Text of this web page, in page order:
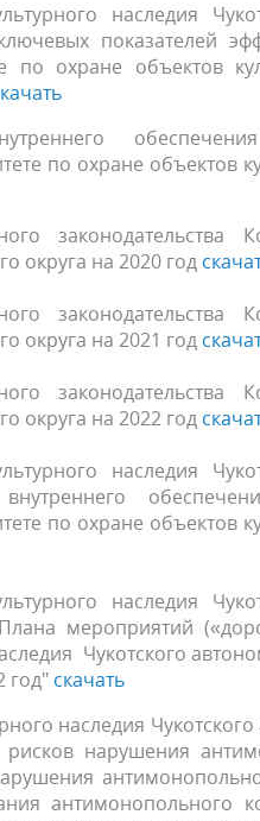
наследия
показателей
охране объектов
обеспечения
по охране объектов
законодательства
округа на 2020 год
законодательства
округа на 2021 год
законодательства
округа на 2022 год
наследия
по охране объектов
наследия
мероприятий
Чукотского
год" скачать
наследия
нарушения
антимонопольного